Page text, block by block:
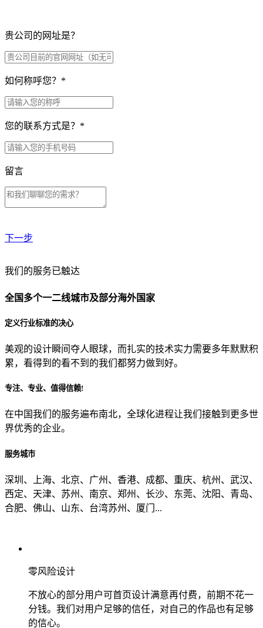
贵公司的网址是？
如何称呼您？ *
您的联系方式是？ *
留言
下一步
贵公司预算范围是？
贵公司的团队规模是？
目前主要的营销渠道是？
我们的服务已触达
全国多个一二线城市及部分海外国家
定义行业标准的决心
美观的设计瞬间夺人眼球，而扎实的技术实力需要多年默默积
累，看得到的看不到的我们都努力做到好。
专注、专业、值得信赖!
在中国我们的服务遍布南北，全球化进程让我们接触到更多世
界优秀的企业。
服务城市
深圳、上海、北京、广州、香港、成都、重庆、杭州、武汉、
西定、天津、苏州、南京、郑州、长沙、东莞、沈阳、青岛、
合肥、佛山、山东、台湾苏州、厦门...
零风险设计
不放心的部分用户可首页设计满意再付费，前期不花一
分钱。我们对用户足够的信任，对自己的作品也有足够
的信心。